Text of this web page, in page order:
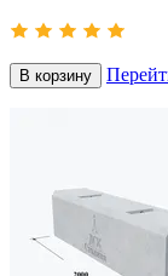
В корзину